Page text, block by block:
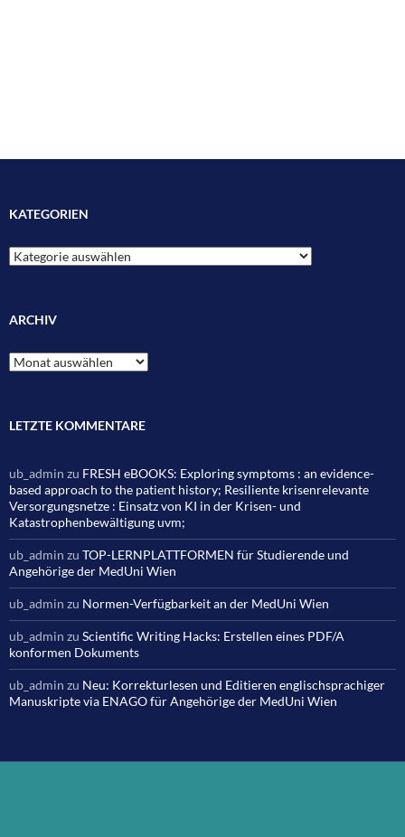
KATEGORIEN
Kategorien
ARCHIV
Archiv
LETZTE KOMMENTARE
ub_admin zu FRESH eBOOKS: Exploring symptoms : an evidence-
based approach to the patient history; Resiliente krisenrelevante
Versorgungsnetze : Einsatz von KI in der Krisen- und
Katastrophenbewältigung uvm;
ub_admin zu TOP-LERNPLATTFORMEN für Studierende und
Angehörige der MedUni Wien
ub_admin zu Normen-Verfügbarkeit an der MedUni Wien
ub_admin zu Scientific Writing Hacks: Erstellen eines PDF/A
konformen Dokuments
ub_admin zu Neu: Korrekturlesen und Editieren englischsprachiger
Manuskripte via ENAGO für Angehörige der MedUni Wien